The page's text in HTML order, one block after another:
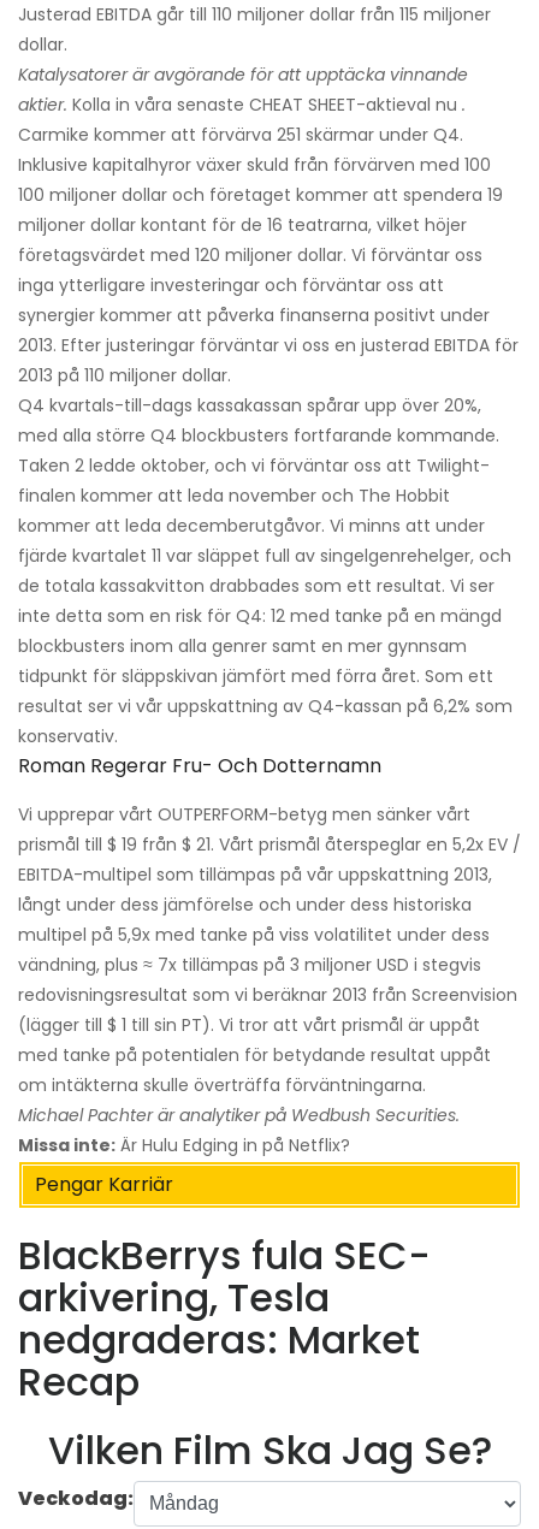
Justerad EBITDA går till 110 miljoner dollar från 115 miljoner
dollar.
Katalysatorer är avgörande för att upptäcka vinnande
aktier. Kolla in våra senaste CHEAT SHEET-aktieval nu .
Carmike kommer att förvärva 251 skärmar under Q4.
Inklusive kapitalhyror växer skuld från förvärven med 100
100 miljoner dollar och företaget kommer att spendera 19
miljoner dollar kontant för de 16 teatrarna, vilket höjer
företagsvärdet med 120 miljoner dollar. Vi förväntar oss
inga ytterligare investeringar och förväntar oss att
synergier kommer att påverka finanserna positivt under
2013. Efter justeringar förväntar vi oss en justerad EBITDA för
2013 på 110 miljoner dollar.
Q4 kvartals-till-dags kassakassan spårar upp över 20%,
med alla större Q4 blockbusters fortfarande kommande.
Taken 2 ledde oktober, och vi förväntar oss att Twilight-
finalen kommer att leda november och The Hobbit
kommer att leda decemberutgåvor. Vi minns att under
fjärde kvartalet 11 var släppet full av singelgenrehelger, och
de totala kassakvitton drabbades som ett resultat. Vi ser
inte detta som en risk för Q4: 12 med tanke på en mängd
blockbusters inom alla genrer samt en mer gynnsam
tidpunkt för släppskivan jämfört med förra året. Som ett
resultat ser vi vår uppskattning av Q4-kassan på 6,2% som
konservativ.
Roman Regerar Fru- Och Dotternamn
Vi upprepar vårt OUTPERFORM-betyg men sänker vårt
prismål till $ 19 från $ 21. Vårt prismål återspeglar en 5,2x EV /
EBITDA-multipel som tillämpas på vår uppskattning 2013,
långt under dess jämförelse och under dess historiska
multipel på 5,9x med tanke på viss volatilitet under dess
vändning, plus ≈ 7x tillämpas på 3 miljoner USD i stegvis
redovisningsresultat som vi beräknar 2013 från Screenvision
(lägger till $ 1 till sin PT). Vi tror att vårt prismål är uppåt
med tanke på potentialen för betydande resultat uppåt
om intäkterna skulle överträffa förväntningarna.
Michael Pachter är analytiker på Wedbush Securities.
Missa inte: Är Hulu Edging in på Netflix?
Pengar Karriär
BlackBerrys fula SEC-
arkivering, Tesla
nedgraderas: Market
Recap
Vilken Film Ska Jag Se?
Veckodag: